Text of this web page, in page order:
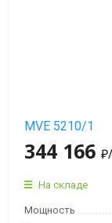
MVE 5210/1
344 166 ₽
На складе
Мощность